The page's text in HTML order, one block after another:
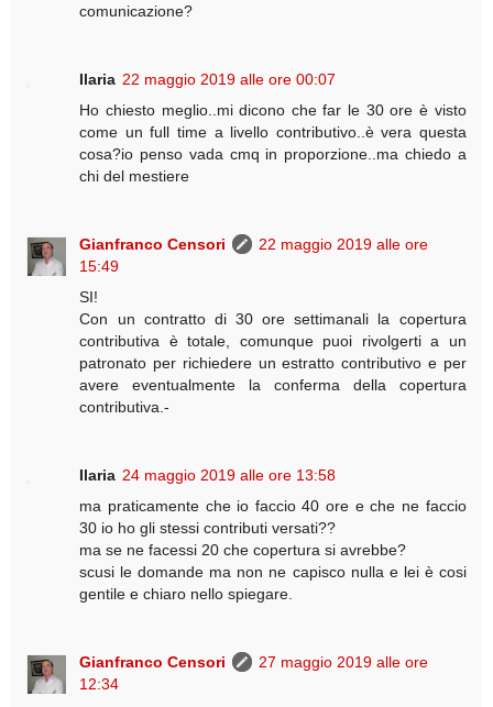
comunicazione?
Ilaria 22 maggio 2019 alle ore 00:07
Ho chiesto meglio..mi dicono che far le 30 ore è visto
come un full time a livello contributivo..è vera questa
cosa?io penso vada cmq in proporzione..ma chiedo a
chi del mestiere
Gianfranco Censori
22 maggio 2019 alle ore
15:49
SI!
Con un contratto di 30 ore settimanali la copertura
contributiva è totale, comunque puoi rivolgerti a un
patronato per richiedere un estratto contributivo e per
avere eventualmente la conferma della copertura
contributiva.-
Ilaria 24 maggio 2019 alle ore 13:58
ma praticamente che io faccio 40 ore e che ne faccio
30 io ho gli stessi contributi versati??
ma se ne facessi 20 che copertura si avrebbe?
scusi le domande ma non ne capisco nulla e lei è cosi
gentile e chiaro nello spiegare.
Gianfranco Censori
27 maggio 2019 alle ore
12:34